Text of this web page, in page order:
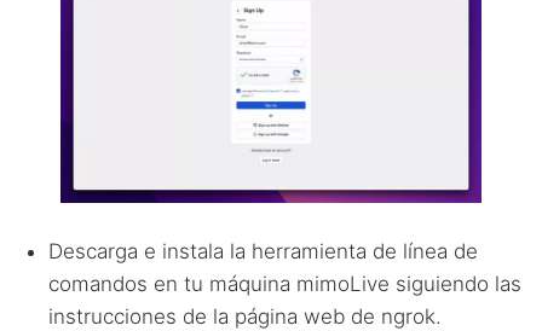
Descarga e instala la herramienta de línea de
comandos en tu máquina mimoLive siguiendo las
instrucciones de la página web de ngrok.